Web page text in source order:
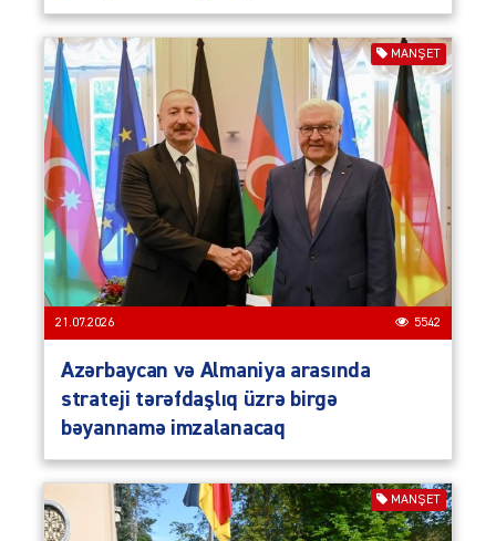
MANŞET
21.07.2026 5542
Azərbaycan və Almaniya arasında
strateji tərəfdaşlıq üzrə birgə
bəyannamə imzalanacaq
MANŞET